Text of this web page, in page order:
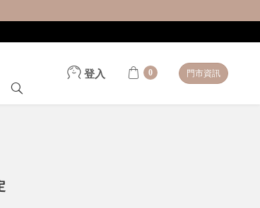
登入 0 門市資訊